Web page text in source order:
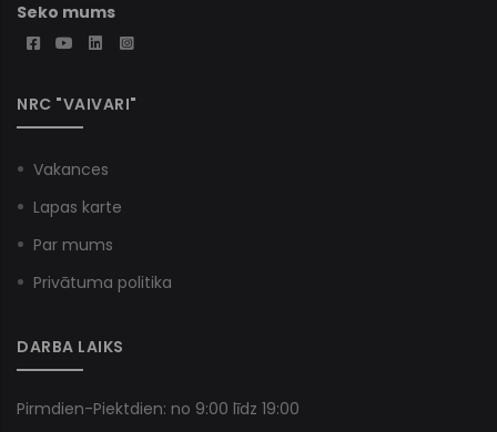
Seko mums
NRC "VAIVARI"
Vakances
Lapas karte
Par mums
Privātuma politika
DARBA LAIKS
Pirmdien-Piektdien: no 9:00 līdz 19:00